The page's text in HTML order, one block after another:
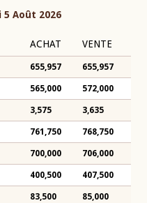
5 Août 2026
ACHAT VENTE
655,957 655,957
565,000 572,000
3,575 3,635
761,750 768,750
700,000 706,000
400,500 407,500
83,500 85,000